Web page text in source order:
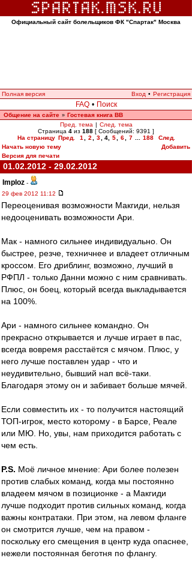
Официальный сайт болельщиков ФК "Спартак" Москва
Полная версия Вход • Регистрация
FAQ • Поиск
Общение на сайте » Гостевая книга ВВ
Пред. тема | След. тема
Страница 4 из 188 [ Сообщений: 9391 ]
На страницу Пред. 1 2 3 4, 5 6 7 188
След.
Начать новую тему
Добавить
Версия для печати
01.02.2012 - 29.02.2012
Imploz -
29 фев 2012 11:12
Переоценивая возможности Макгиди, нельзя
недооценивать возможности Ари.
Мак - намного сильнее индивидуально. Он
быстрее, резче, техничнее и владеет отличным
кроссом. Его дриблинг, возможно, лучший в
РФПЛ - только Данни можно с ним сравнивать.
Плюс, он боец, который всегда выкладывается
на 100%.
Ари - намного сильнее командно. Он
прекрасно открывается и лучше играет в пас,
всегда вовремя расстаётся с мячом. Плюс, у
него лучше поставлен удар - что и
неудивительно, бывший нап всё-таки.
Благодаря этому он и забивает больше мячей.
Если совместить их - то получится настоящий
ТОП-игрок, место которому - в Барсе, Реале
или МЮ. Но, увы, нам приходится работать с
чем есть.
P.S. Моё личное мнение: Ари более полезен
против слабых команд, когда мы постоянно
владеем мячом в позиционке - а Макгиди
лучше подходит против сильных команд, когда
важны контратаки. При этом, на левом фланге
он смотрится лучше, чем на правом -
поскольку его смещения в центр куда опаснее,
нежели постоянная беготня по флангу.